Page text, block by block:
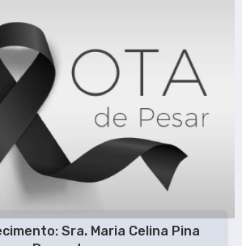
Sra. Maria Celina Pina